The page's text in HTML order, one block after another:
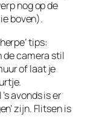
nog op de
boven).
tips:
de camera stil
of laat je
avonds is er
zijn. Flitsen is